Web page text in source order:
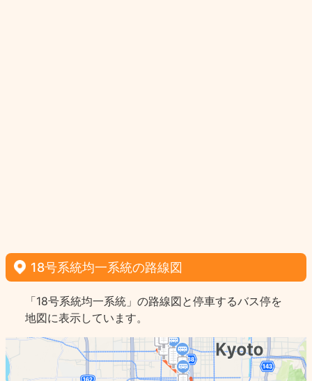
18号系統均一系統の路線図
「18号系統均一系統」の路線図と停車するバス停を
地図に表示しています。